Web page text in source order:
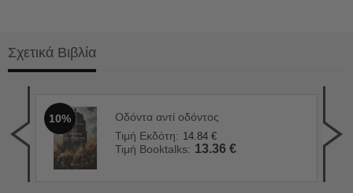
Σχετικά Βιβλία
10%
Οδόντα αντί οδόντος
Τιμή Εκδότη: 14.84 €
Τιμή Booktalks: 13.36 €